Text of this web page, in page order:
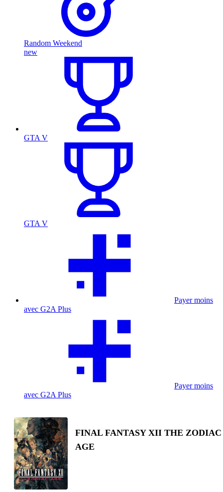
Random Weekend
new
GTA V
GTA V
Payer moins
avec G2A Plus
Payer moins
avec G2A Plus
FINAL FANTASY XII THE ZODIAC
AGE